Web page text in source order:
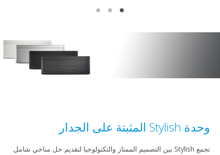
تجمع Stylish بين التصميم الممتاز والتكنولوجيا لتقديم حل مناخي شامل